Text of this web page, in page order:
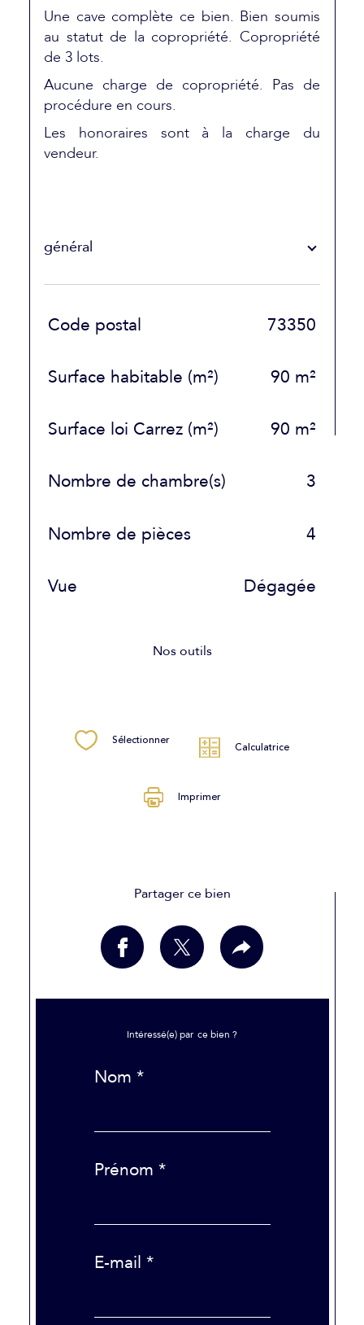
Une cave complète ce bien. Bien soumis
au statut de la copropriété. Copropriété
de 3 lots.
Aucune charge de copropriété. Pas de
procédure en cours.
Les honoraires sont à la charge du
vendeur.
général
TRAD_SIROCCO_Caracteristique Valeurs
Code postal 73350
Surface habitable (m²) 90 m²
Surface loi Carrez (m²) 90 m²
Nombre de chambre(s) 3
Nombre de pièces 4
Vue Dégagée
Nos outils
Sélectionner Calculatrice
Imprimer
Partager ce bien
Intéressé(e) par ce bien ?
Nom *
Prénom *
E-mail *